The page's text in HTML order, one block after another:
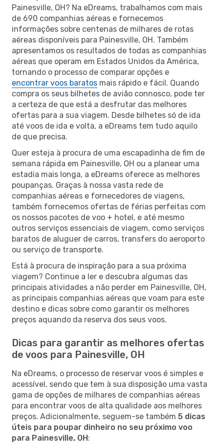
Painesville, OH? Na eDreams, trabalhamos com mais
de 690 companhias aéreas e fornecemos
informações sobre centenas de milhares de rotas
aéreas disponíveis para Painesville, OH. Também
apresentamos os resultados de todas as companhias
aéreas que operam em Estados Unidos da América,
tornando o processo de comparar opções e
encontrar voos baratos mais rápido e fácil. Quando
compra os seus bilhetes de avião connosco, pode ter
a certeza de que está a desfrutar das melhores
ofertas para a sua viagem. Desde bilhetes só de ida
até voos de ida e volta, a eDreams tem tudo aquilo
de que precisa.
Quer esteja à procura de uma escapadinha de fim de
semana rápida em Painesville, OH ou a planear uma
estadia mais longa, a eDreams oferece as melhores
poupanças. Graças à nossa vasta rede de
companhias aéreas e fornecedores de viagens,
também fornecemos ofertas de férias perfeitas com
os nossos pacotes de voo + hotel, e até mesmo
outros serviços essenciais de viagem, como serviços
baratos de aluguer de carros, transfers do aeroporto
ou serviço de transporte.
Está à procura de inspiração para a sua próxima
viagem? Continue a ler e descubra algumas das
principais atividades a não perder em Painesville, OH,
as principais companhias aéreas que voam para este
destino e dicas sobre como garantir os melhores
preços aquando da reserva dos seus voos.
Dicas para garantir as melhores ofertas
de voos para Painesville, OH
Na eDreams, o processo de reservar voos é simples e
acessível, sendo que tem à sua disposição uma vasta
gama de opções de milhares de companhias aéreas
para encontrar voos de alta qualidade aos melhores
preços. Adicionalmente, seguem-se também 5 dicas
úteis para poupar dinheiro no seu próximo voo
para Painesville, OH: